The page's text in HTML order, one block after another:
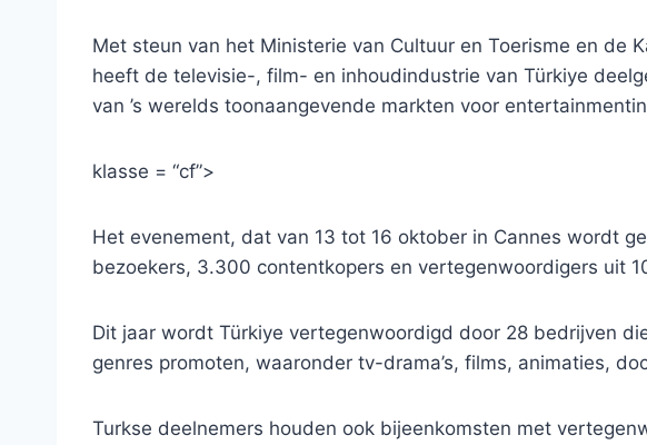
Met steun van het Ministerie van Cultuur en Toerisme en de
heeft de televisie-, film- en inhoudindustrie van Türkiye
van ’s werelds toonaangevende markten voor
klasse = “cf”>
Het evenement, dat van 13 tot 16 oktober in Cannes wordt
bezoekers, 3.300 contentkopers en vertegenwoordigers uit
Dit jaar wordt Türkiye vertegenwoordigd door 28 bedrijven
genres promoten, waaronder tv-drama’s, films, animaties,
Turkse deelnemers houden ook bijeenkomsten met